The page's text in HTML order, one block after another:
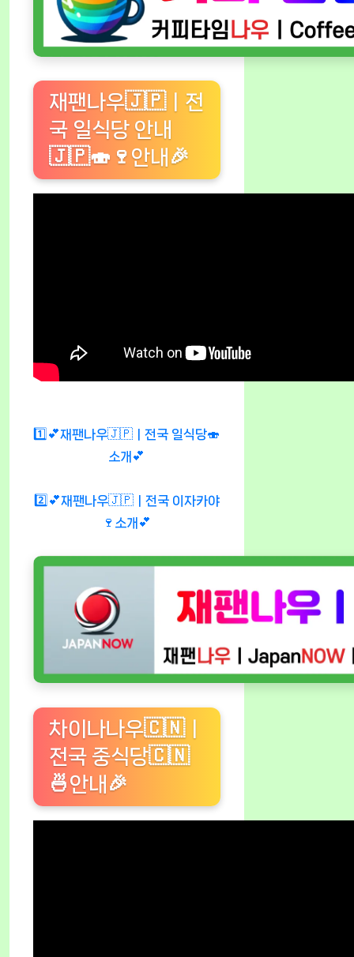
재팬나우🇯🇵ㅣ전
국 일식당 안내
🇯🇵🍣🍷안내🎉
1️⃣💕재팬나우🇯🇵ㅣ전국 일식당🍣
소개💕
2️⃣💕재팬나우🇯🇵ㅣ전국 이자카야
🍷소개💕
차이나나우🇨🇳ㅣ
전국 중식당🇨🇳
🍜안내🎉